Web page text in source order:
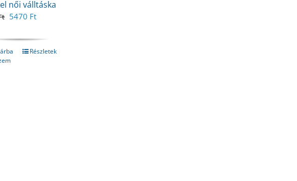
női válltáska
Original
was:
9850 Ft.
5470 FtCurrent
is:
5470 Ft.
Részletek